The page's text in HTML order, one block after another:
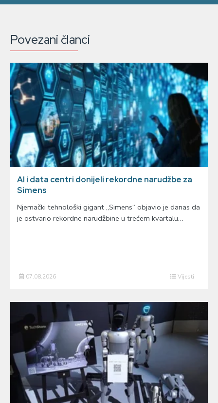
Povezani članci
AI i data centri donijeli rekordne narudžbe za
Simens
Njemački tehnološki gigant „Simens“ objavio je danas da
je ostvario rekordne narudžbine u trećem kvartalu…
07.08.2026 Vijesti